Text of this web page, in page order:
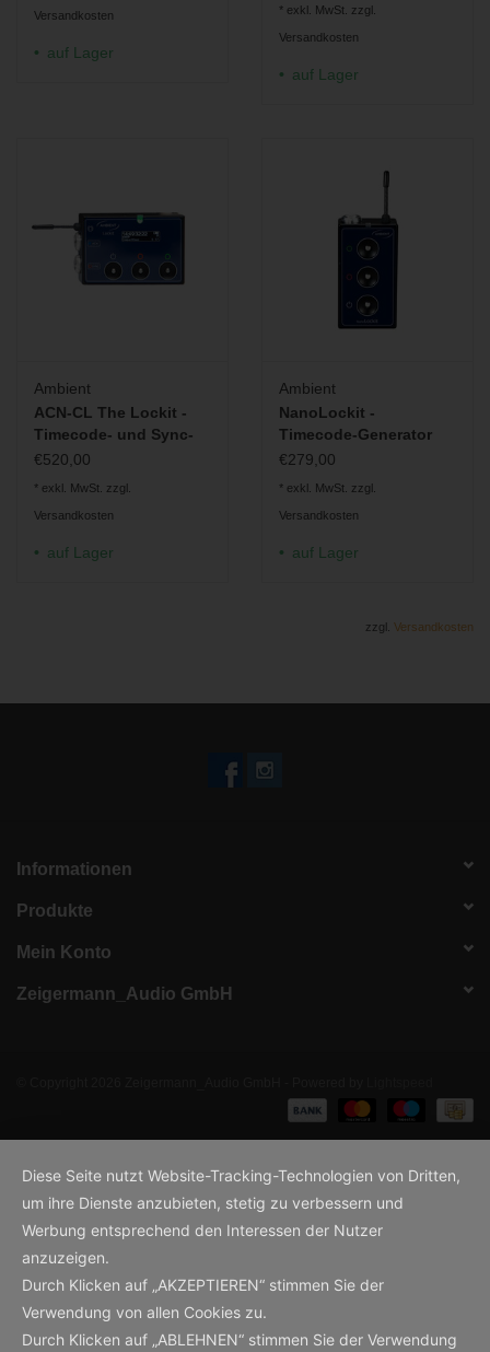
Versandkosten
auf Lager
* exkl. MwSt. zzgl.
Versandkosten
auf Lager
Ambient
ACN-CL The Lockit -
Timecode- und Sync-
Generator
€520,00
* exkl. MwSt. zzgl.
Versandkosten
auf Lager
Ambient
NanoLockit -
Timecode-Generator
und -Transceiver
€279,00
* exkl. MwSt. zzgl.
Versandkosten
auf Lager
zzgl. Versandkosten
Informationen
Produkte
Mein Konto
Zeigermann_Audio GmbH
Diese Seite nutzt Website-Tracking-Technologien von Dritten,
um ihre Dienste anzubieten, stetig zu verbessern und
Werbung entsprechend den Interessen der Nutzer
anzuzeigen.
Durch Klicken auf „AKZEPTIEREN“ stimmen Sie der
Verwendung von allen Cookies zu.
Durch Klicken auf „ABLEHNEN“ stimmen Sie der Verwendung